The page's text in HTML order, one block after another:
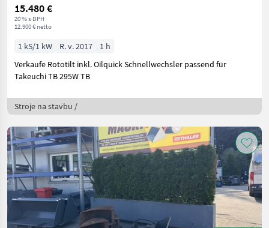
15.480 €
20 % s DPH
12.900 € netto
1 kS/1 kW R. v. 2017
1 h
Verkaufe Rototilt inkl. Oilquick Schnellwechsler passend für
Takeuchi TB 295W TB
Stroje na stavbu /